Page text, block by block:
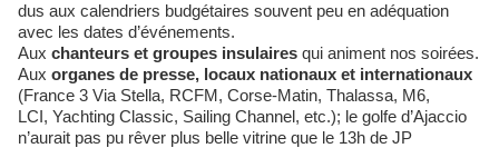
dus aux calendriers budgétaires souvent peu en adéquation
avec les dates d’événements.
Aux chanteurs et groupes insulaires qui animent nos soirées.
Aux organes de presse, locaux nationaux et internationaux
(France 3 Via Stella, RCFM, Corse-Matin, Thalassa, M6,
LCI, Yachting Classic, Sailing Channel, etc.); le golfe d’Ajaccio
n’aurait pas pu rêver plus belle vitrine que le 13h de JP